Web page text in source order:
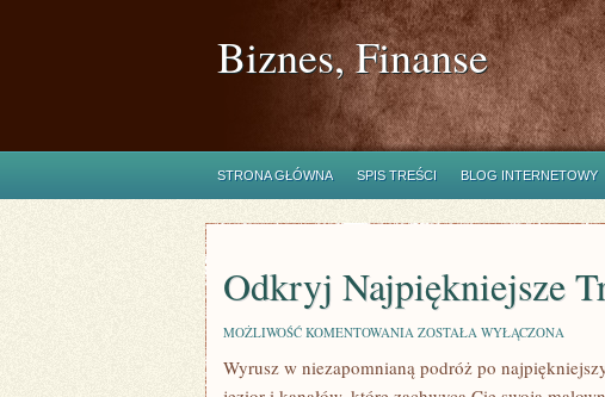
Biznes, Finanse
STRONA GŁÓWNA SPIS TREŚCI BLOG INTERNETOWY
Odkryj Najpiękniejsze
MOŻLIWOŚĆ KOMENTOWANIA ODKRYJ
TRASY
ZOSTAŁA WYŁĄCZONA
Wyrusz w niezapomnianą podróż po